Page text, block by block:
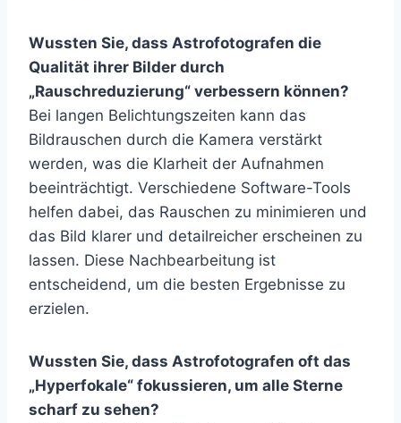
Wussten Sie, dass Astrofotografen die
Qualität ihrer Bilder durch
„Rauschreduzierung“ verbessern können?
Bei langen Belichtungszeiten kann das
Bildrauschen durch die Kamera verstärkt
werden, was die Klarheit der Aufnahmen
beeinträchtigt. Verschiedene Software-Tools
helfen dabei, das Rauschen zu minimieren und
das Bild klarer und detailreicher erscheinen zu
lassen. Diese Nachbearbeitung ist
entscheidend, um die besten Ergebnisse zu
erzielen.
Wussten Sie, dass Astrofotografen oft das
„Hyperfokale“ fokussieren, um alle Sterne
scharf zu sehen?